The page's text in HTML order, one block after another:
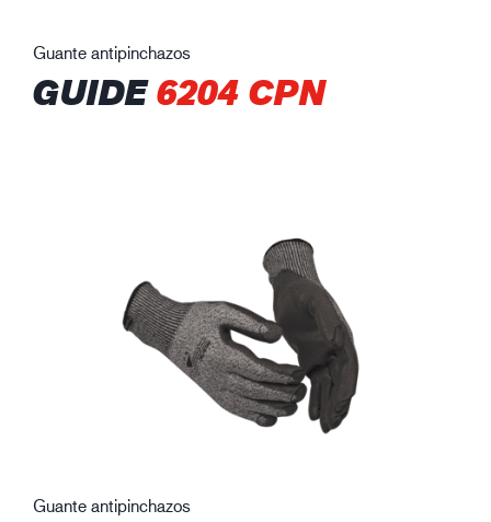
Guante antipinchazos
GUIDE6204 CPN
Guante antipinchazos